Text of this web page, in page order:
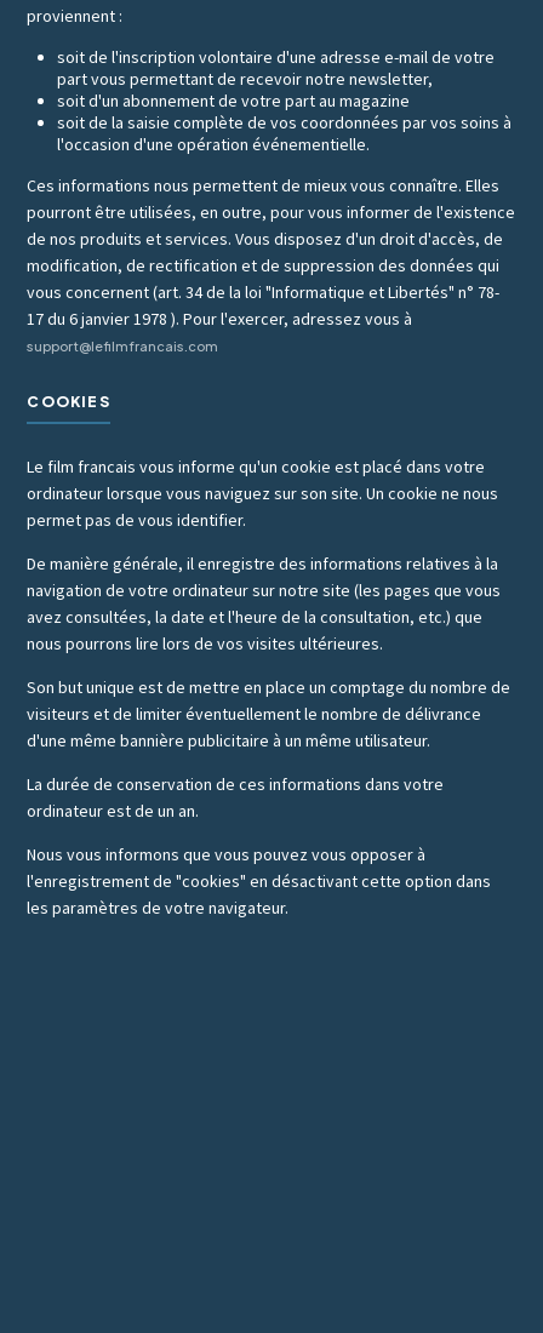
proviennent :
soit de l'inscription volontaire d'une adresse e-mail de votre
part vous permettant de recevoir notre newsletter,
soit d'un abonnement de votre part au magazine
soit de la saisie complète de vos coordonnées par vos soins à
l'occasion d'une opération événementielle.
Ces informations nous permettent de mieux vous connaître. Elles
pourront être utilisées, en outre, pour vous informer de l'existence
de nos produits et services. Vous disposez d'un droit d'accès, de
modification, de rectification et de suppression des données qui
vous concernent (art. 34 de la loi "Informatique et Libertés" n° 78-
17 du 6 janvier 1978 ). Pour l'exercer, adressez vous à
support@lefilmfrancais.com
COOKIES
Le film francais vous informe qu'un cookie est placé dans votre
ordinateur lorsque vous naviguez sur son site. Un cookie ne nous
permet pas de vous identifier.
De manière générale, il enregistre des informations relatives à la
navigation de votre ordinateur sur notre site (les pages que vous
avez consultées, la date et l'heure de la consultation, etc.) que
nous pourrons lire lors de vos visites ultérieures.
Son but unique est de mettre en place un comptage du nombre de
visiteurs et de limiter éventuellement le nombre de délivrance
d'une même bannière publicitaire à un même utilisateur.
La durée de conservation de ces informations dans votre
ordinateur est de un an.
Nous vous informons que vous pouvez vous opposer à
l'enregistrement de "cookies" en désactivant cette option dans
les paramètres de votre navigateur.